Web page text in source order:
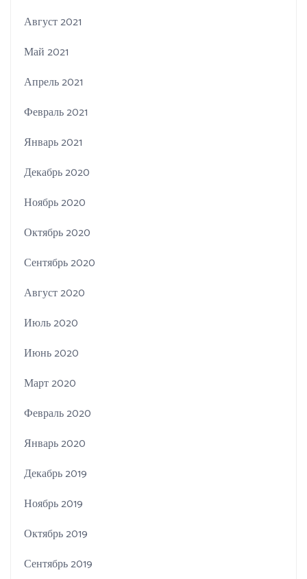
Август 2021
Май 2021
Апрель 2021
Февраль 2021
Январь 2021
Декабрь 2020
Ноябрь 2020
Октябрь 2020
Сентябрь 2020
Август 2020
Июль 2020
Июнь 2020
Март 2020
Февраль 2020
Январь 2020
Декабрь 2019
Ноябрь 2019
Октябрь 2019
Сентябрь 2019